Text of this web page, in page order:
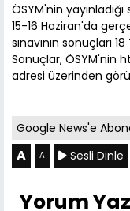
ÖSYM'nin
15-16 Haziran'da
sınavının sonuçları
Sonuçlar, ÖSYM'nin
adresi üzerinden
Google News'e
A A Sesli Dinle
Yorum Yaz